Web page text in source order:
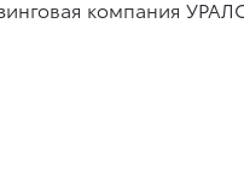
компания